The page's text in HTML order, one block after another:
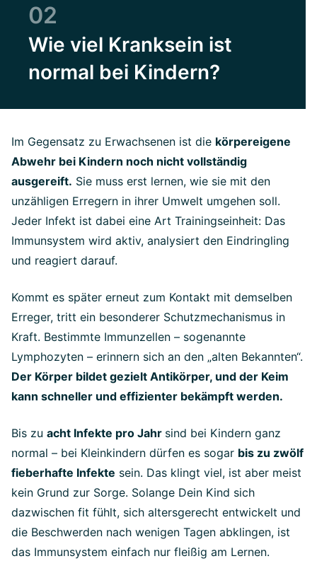
02
Wie viel Kranksein ist
normal bei Kindern?
Im Gegensatz zu Erwachsenen ist die körpereigene
Abwehr bei Kindern noch nicht vollständig
ausgereift. Sie muss erst lernen, wie sie mit den
unzähligen Erregern in ihrer Umwelt umgehen soll.
Jeder Infekt ist dabei eine Art Trainingseinheit: Das
Immunsystem wird aktiv, analysiert den Eindringling
und reagiert darauf.
Kommt es später erneut zum Kontakt mit demselben
Erreger, tritt ein besonderer Schutzmechanismus in
Kraft. Bestimmte Immunzellen – sogenannte
Lymphozyten – erinnern sich an den „alten Bekannten“.
Der Körper bildet gezielt Antikörper, und der Keim
kann schneller und effizienter bekämpft werden.
Bis zu acht Infekte pro Jahr sind bei Kindern ganz
normal – bei Kleinkindern dürfen es sogar bis zu zwölf
fieberhafte Infekte sein. Das klingt viel, ist aber meist
kein Grund zur Sorge. Solange Dein Kind sich
dazwischen fit fühlt, sich altersgerecht entwickelt und
die Beschwerden nach wenigen Tagen abklingen, ist
das Immunsystem einfach nur fleißig am Lernen.